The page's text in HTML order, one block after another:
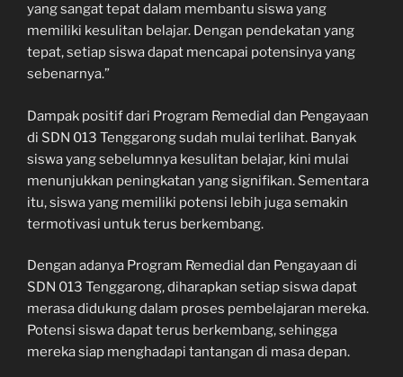
yang sangat tepat dalam membantu siswa yang
memiliki kesulitan belajar. Dengan pendekatan yang
tepat, setiap siswa dapat mencapai potensinya yang
sebenarnya.”
Dampak positif dari Program Remedial dan Pengayaan
di SDN 013 Tenggarong sudah mulai terlihat. Banyak
siswa yang sebelumnya kesulitan belajar, kini mulai
menunjukkan peningkatan yang signifikan. Sementara
itu, siswa yang memiliki potensi lebih juga semakin
termotivasi untuk terus berkembang.
Dengan adanya Program Remedial dan Pengayaan di
SDN 013 Tenggarong, diharapkan setiap siswa dapat
merasa didukung dalam proses pembelajaran mereka.
Potensi siswa dapat terus berkembang, sehingga
mereka siap menghadapi tantangan di masa depan.